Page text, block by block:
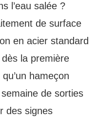
l’eau salée ?
de surface
en acier standard
la première
hameçon
de sorties
des signes